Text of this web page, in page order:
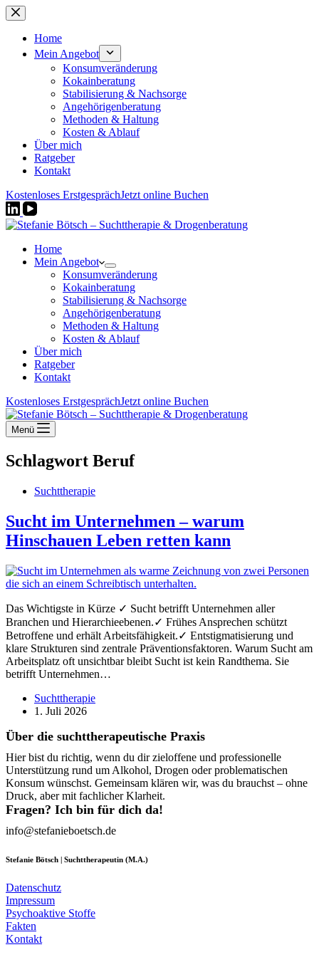
Zum
Inhalt
springenHome
Mein Angebot
Konsumveränderung
Kokainberatung
Stabilisierung & Nachsorge
Angehörigenberatung
Methoden & Haltung
Kosten & Ablauf
Über mich
Ratgeber
Kontakt
Kostenloses ErstgesprächJetzt online Buchen
Home
Mein Angebot
Konsumveränderung
Kokainberatung
Stabilisierung & Nachsorge
Angehörigenberatung
Methoden & Haltung
Kosten & Ablauf
Über mich
Ratgeber
Kontakt
Kostenloses ErstgesprächJetzt online Buchen
Menü
Schlagwort Beruf
Suchttherapie
Sucht im Unternehmen – warum
Hinschauen Leben retten kann
Das Wichtigste in Kürze ✓ Sucht betrifft Unternehmen aller
Branchen und Hierarchieebenen.✓ Frühes Ansprechen schützt
Betroffene und erhält Arbeitsfähigkeit.✓ Entstigmatisierung und
klare Strukturen sind zentrale Präventionsfaktoren. Warum Sucht am
Arbeitsplatz oft unsichtbar bleibt Sucht ist kein Randthema. Sie
betrifft Unternehmen…
Suchttherapie
1. Juli 2026
Über die suchttherapeutische Praxis
Hier bist du richtig, wenn du dir zieloffene und professionelle
Unterstützung rund um Alkohol, Drogen oder problematischen
Konsum wünschst. Gemeinsam klären wir, was du brauchst – ohne
Druck, aber mit fachlicher Klarheit.
Fragen? Ich bin für dich da!
info@stefanieboetsch.de
Stefanie Bötsch | Suchttherapeutin (M.A.)
Datenschutz
Impressum
Psychoaktive Stoffe
Fakten
Kontakt